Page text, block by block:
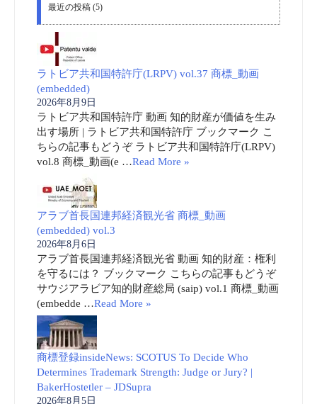
最近の投稿 (5)
ラトビア共和国特許庁(LRPV) vol.37 商標_動画
(embedded)
2026年8月9日
ラトビア共和国特許庁 動画 知的財産が価値を生み
出す場所 | ラトビア共和国特許庁 ブックマーク こ
ちらの記事もどうぞ ラトビア共和国特許庁(LRPV)
vol.8 商標_動画(e …Read More »
アラブ首長国連邦経済観光省 商標_動画
(embedded) vol.3
2026年8月6日
アラブ首長国連邦経済観光省 動画 知的財産：権利
を守るには？ ブックマーク こちらの記事もどうぞ
サウジアラビア知的財産総局 (saip) vol.1 商標_動画
(embedde …Read More »
商標登録insideNews: SCOTUS To Decide Who
Determines Trademark Strength: Judge or Jury? |
BakerHostetler – JDSupra
2026年8月5日